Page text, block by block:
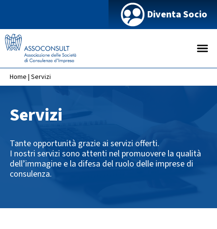
Diventa Socio
Home | Servizi
Servizi
Tante opportunità grazie ai servizi offerti.
I nostri servizi sono attenti nel promuovere la qualità
dell’immagine e la difesa del ruolo delle imprese di
consulenza.